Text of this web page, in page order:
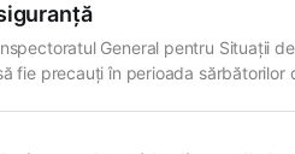
General pentru Situații
fie precauți în perioada sărbătorilor
sursele de căldură, precum sobe,